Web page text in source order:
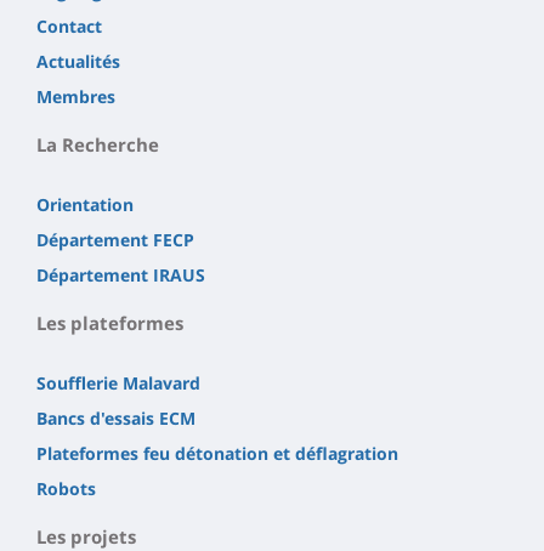
Contact
Actualités
Membres
La Recherche
Orientation
Département FECP
Département IRAUS
Les plateformes
Soufflerie Malavard
Bancs d'essais ECM
Plateformes feu détonation et déflagration
Robots
Les projets